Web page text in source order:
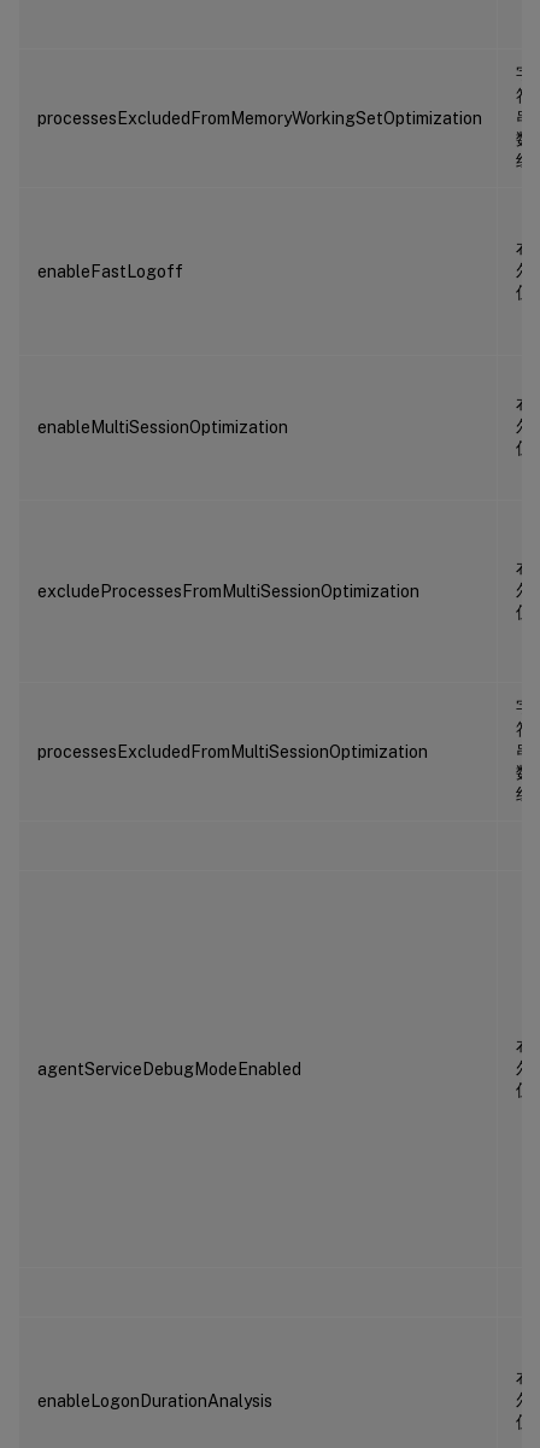
processesExcludedFromMemoryWorkingSetOptimization
字
符
串
数
组
enableFastLogoff
布
尔
值
enableMultiSessionOptimization
布
尔
值
excludeProcessesFromMultiSessionOptimization
布
尔
值
processesExcludedFromMultiSessionOptimization
字
符
串
数
组
agentServiceDebugModeEnabled
布
尔
值
enableLogonDurationAnalysis
布
尔
值